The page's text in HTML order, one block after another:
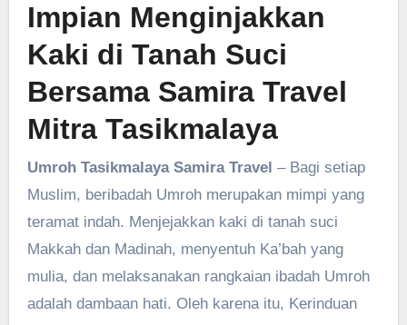
Impian Menginjakkan
Kaki di Tanah Suci
Bersama Samira Travel
Mitra Tasikmalaya
Umroh Tasikmalaya Samira Travel – Bagi setiap
Muslim, beribadah Umroh merupakan mimpi yang
teramat indah. Menjejakkan kaki di tanah suci
Makkah dan Madinah, menyentuh Ka’bah yang
mulia, dan melaksanakan rangkaian ibadah Umroh
adalah dambaan hati. Oleh karena itu, Kerinduan